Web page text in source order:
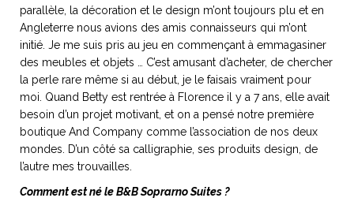
ART ET DESIGN
parallèle, la décoration et le design m’ont toujours plu et en
Angleterre nous avions des amis connaisseurs qui m’ont
initié. Je me suis pris au jeu en commençant à emmagasiner
des meubles et objets … C’est amusant d’acheter, de chercher
la perle rare même si au début, je le faisais vraiment pour
moi. Quand Betty est rentrée à Florence il y a 7 ans, elle avait
besoin d’un projet motivant, et on a pensé notre première
boutique And Company comme l’association de nos deux
mondes. D’un côté sa calligraphie, ses produits design, de
l’autre mes trouvailles.
Comment est né le B&B Soprarno Suites ?